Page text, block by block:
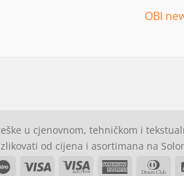
OBI
u cjenovnom, tehničkom i
od cijena i asortimana na
MaestroVisa
Visa
American